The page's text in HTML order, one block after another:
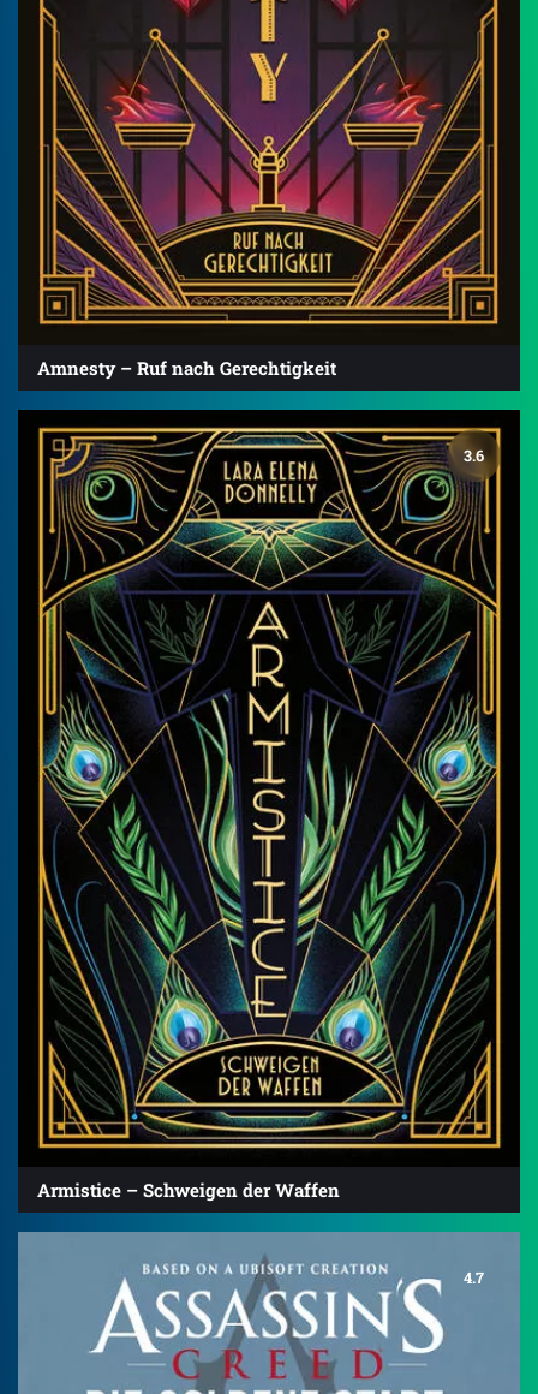
Amnesty – Ruf nach Gerechtigkeit
3.6
Armistice – Schweigen der Waffen
4.7